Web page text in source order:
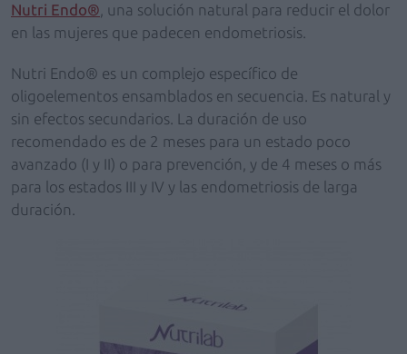
Nutri Endo® , una solución natural para reducir el dolor
en las mujeres que padecen endometriosis.
Nutri Endo® es un complejo específico de
oligoelementos ensamblados en secuencia. Es natural y
sin efectos secundarios. La duración de uso
recomendado es de 2 meses para un estado poco
avanzado (I y II) o para prevención, y de 4 meses o más
para los estados III y IV y las endometriosis de larga
duración.